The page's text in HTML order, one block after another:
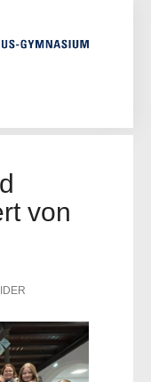
von